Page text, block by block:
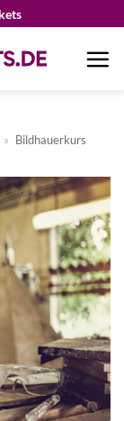
» Bildhauerkurs